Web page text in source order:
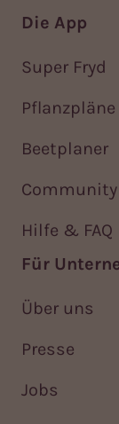
Die App
Super Fryd
Pflanzpläne
Beetplaner
Community
Hilfe & FAQ
Für
Über uns
Presse
Jobs